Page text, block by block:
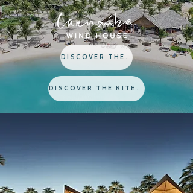
DISCOVER THE KITE EXPERIENCE
DISCOVER THE KITE EXPERIENCE